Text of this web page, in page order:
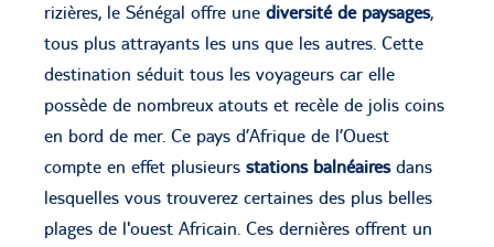
rizières, le Sénégal offre une diversité de paysages,
tous plus attrayants les uns que les autres. Cette
destination séduit tous les voyageurs car elle
possède de nombreux atouts et recèle de jolis coins
en bord de mer. Ce pays d’Afrique de l’Ouest
compte en effet plusieurs stations balnéairesdans
lesquelles vous trouverez certaines des plus belles
plages de l'ouest Africain. Ces dernières offrent un